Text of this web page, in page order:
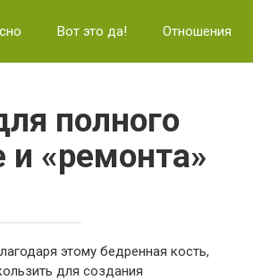
Вот это да! Отношения
полного
и «ремонта»
этому бедренная кость,
для создания